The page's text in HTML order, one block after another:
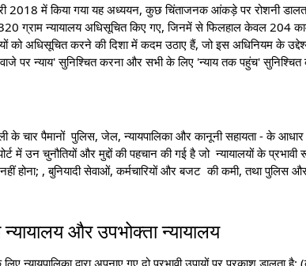
2018 में किया गया यह अध्ययन, कुछ चिंताजनक आंकड़े पर रोशनी
320 ग्राम न्यायालय अधिसूचित किए गए, जिनमें से फिलहाल केवल 204
को अधिसूचित करने की दिशा में कदम उठाए हैं, जो इस अधिनियम के
पर न्याय' सुनिश्चित करना और सभी के लिए 'न्याय तक पहुंच' सुनिश्चित
के चार पैमानों पुलिस, जेल, न्यायपालिका और कानूनी सहायता - के
में उन चुनौतियों और मुद्दों की पहचान की गई है जो न्यायालयों के
होना; , बुनियादी सेवाओं, कर्मचारियों और बजट की कमी, तथा पुलिस
और उपभोक्ता न्यायालय
न्यायपालिका द्वारा अपनाए गए दो प्रभावी उपायों पर प्रकाश डालता है: